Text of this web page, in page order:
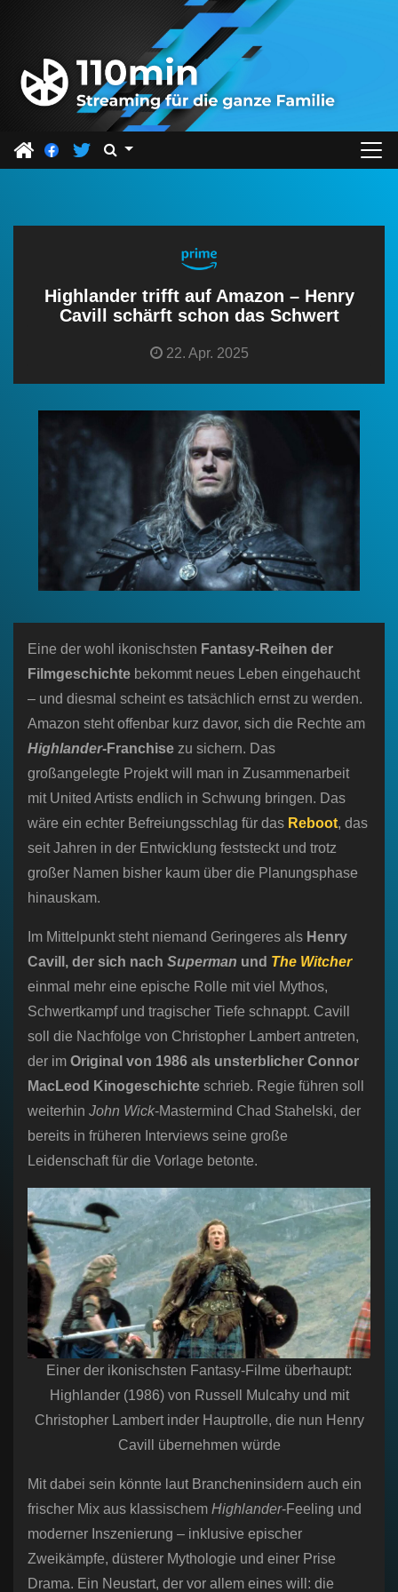
Highlander trifft auf Amazon – Henry
Cavill schärft schon das Schwert
22. Apr. 2025
Eine der wohl ikonischsten Fantasy-Reihen der
Filmgeschichte bekommt neues Leben eingehaucht
– und diesmal scheint es tatsächlich ernst zu werden.
Amazon steht offenbar kurz davor, sich die Rechte am
Highlander-Franchise zu sichern. Das
großangelegte Projekt will man in Zusammenarbeit
mit United Artists endlich in Schwung bringen. Das
wäre ein echter Befreiungsschlag für das Reboot, das
seit Jahren in der Entwicklung feststeckt und trotz
großer Namen bisher kaum über die Planungsphase
hinauskam.
Im Mittelpunkt steht niemand Geringeres als Henry
Cavill, der sich nach Superman und The Witcher
einmal mehr eine epische Rolle mit viel Mythos,
Schwertkampf und tragischer Tiefe schnappt. Cavill
soll die Nachfolge von Christopher Lambert antreten,
der im Original von 1986 als unsterblicher Connor
MacLeod Kinogeschichte schrieb. Regie führen soll
weiterhin John Wick-Mastermind Chad Stahelski, der
bereits in früheren Interviews seine große
Leidenschaft für die Vorlage betonte.
Einer der ikonischsten Fantasy-Filme überhaupt:
Highlander (1986) von Russell Mulcahy und mit
Christopher Lambert inder Hauptrolle, die nun Henry
Cavill übernehmen würde
Mit dabei sein könnte laut Brancheninsidern auch ein
frischer Mix aus klassischem Highlander-Feeling und
moderner Inszenierung – inklusive epischer
Zweikämpfe, düsterer Mythologie und einer Prise
Drama. Ein Neustart, der vor allem eines will: die